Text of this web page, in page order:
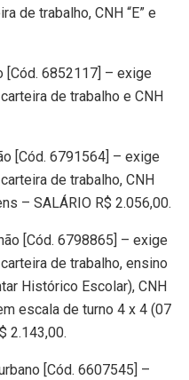
de trabalho, CNH “E” e
[Cód. 6852117] – exige
de trabalho e CNH
[Cód. 6791564] – exige
de trabalho, CNH
– SALÁRIO R$ 2.056,00.
[Cód. 6798865] – exige
de trabalho, ensino
Histórico Escolar), CNH
escala de turno 4 x 4 (07
2.143,00.
[Cód. 6607545] –